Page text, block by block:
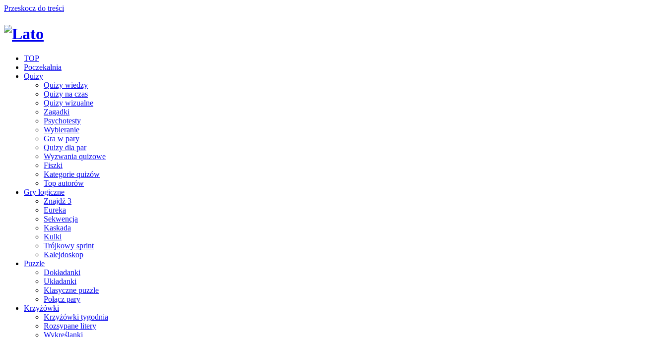
Przeskocz do treści
TOP
Poczekalnia
Quizy
Quizy wiedzy
Quizy na czas
Quizy wizualne
Zagadki
Psychotesty
Wybieranie
Gra w pary
Quizy dla par
Wyzwania quizowe
Fiszki
Kategorie quizów
Top autorów
Gry logiczne
Znajdź 3
Eureka
Sekwencja
Kaskada
Kulki
Trójkowy sprint
Kalejdoskop
Puzzle
Dokładanki
Układanki
Klasyczne puzzle
Połącz pary
Krzyżówki
Krzyżówki tygodnia
Rozsypane litery
Wykreślanki